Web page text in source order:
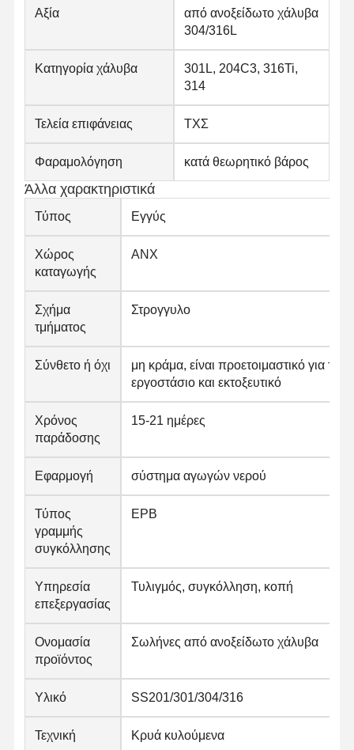
Στρογγυλοί από ανοξείδωτο χάλυβα
Χάλκινες Λωρίδες και Χάλκινες ράβδους
Πλινθώματα ψευδάργυρου
Κελύβια Ίγκοντς και Πλάκες Κελύβδου
Αξία
από ανοξείδωτο χάλυβα
304/316L
Κατηγορία χάλυβα
301L, 204C3, 316Ti,
314
Τελεία επιφάνειας ΤΧΣ
Φαραμολόγηση κατά θεωρητικό βάρος
Άλλα χαρακτηριστικά
Τύπος Εγγύς
Χώρος
καταγωγής
ΑΝΧ
Σχήμα
τμήματος
Στρογγυλο
Σύνθετο ή όχι
μη κράμα, είναι προετοιμαστικό για το
εργοστάσιο και εκτοξευτικό
Χρόνος
παράδοσης
15-21 ημέρες
Εφαρμογή σύστημα αγωγών νερού
Τύπος
γραμμής
συγκόλλησης
ΕΡΒ
Υπηρεσία
επεξεργασίας
Τυλιγμός, συγκόλληση, κοπή
Ονομασία
προϊόντος
Σωλήνες από ανοξείδωτο χάλυβα
Υλικό SS201/301/304/316
Τεχνική Κρυά κυλούμενα